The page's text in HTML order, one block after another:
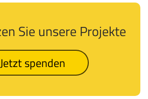
Sie unsere Projekte
Jetzt spenden